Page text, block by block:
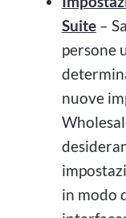
Suite–
persone
nuove
in modo